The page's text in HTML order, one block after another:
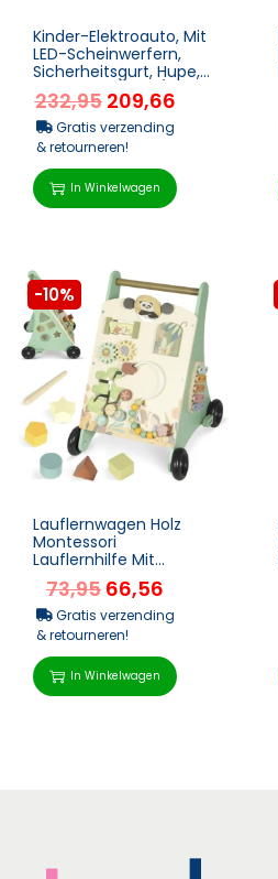
Kinder-Elektroauto, Mit
LED-Scheinwerfern,
Sicherheitsgurt, Hupe,
Musik, 3 Bis 5 Km/h,
Rosa, 107 X 6...
232,95 209,66
Gratis verzending
& retourneren!
In Winkelwagen
-10%
Lauflernwagen Holz
Montessori
Lauflernhilfe Mit
Geschwindigkeitskontr
olle, Xylophon,
Zahnrädern Und...
73,95 66,56
Gratis verzending
& retourneren!
In Winkelwagen